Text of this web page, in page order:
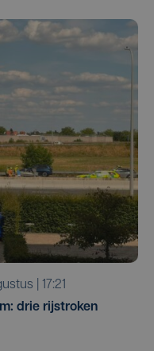
| 17:21
drie rijstroken